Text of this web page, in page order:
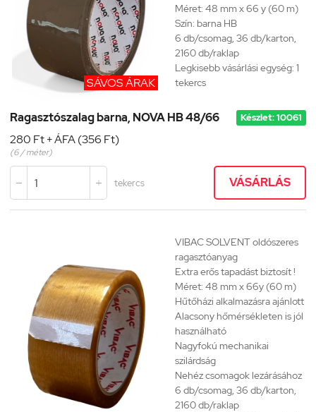
SÁVOS ÁRAK
Méret: 48 mm x 66 y (60 m)
Szín: barna HB
6 db/csomag, 36 db/karton,
2160 db/raklap
Legkisebb vásárlási egység: 1
tekercs
Ragasztószalag barna, NOVA HB 48/66 Készlet: 10061
280 Ft + ÁFA (356 Ft)
(6 / méter)
  tekercs VÁSÁRLÁS
VIBAC SOLVENToldószeres
ragasztóanyag
Extra erős tapadást biztosít !
Méret: 48 mm x 66y (60 m)
Hűtőházi alkalmazásra ajánlott
Alacsony hőmérsékleten is jól
használható
Nagyfokú mechanikai
szilárdság
Nehéz csomagok lezárásához
6 db/csomag, 36 db/karton,
2160 db/raklap